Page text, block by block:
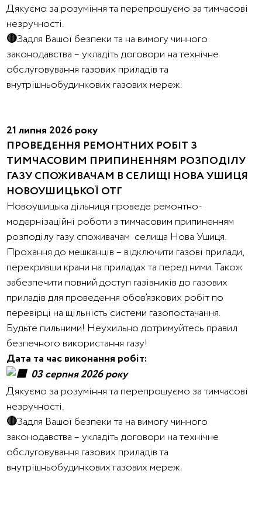
Дякуємо за розуміння та перепрошуємо за тимчасові
незручності.
🔴Задля Вашої безпеки та на вимогу чинного
законодавства – укладіть договори на технічне
обслуговування газових приладів та
внутрішньобудинкових газових мереж.
21 липня 2026 року
ПРОВЕДЕННЯ РЕМОНТНИХ РОБІТ З
ТИМЧАСОВИМ ПРИПИНЕННЯМ РОЗПОДІЛУ
ГАЗУ СПОЖИВАЧАМ В СЕЛИЩІ НОВА УШИЦЯ
НОВОУШИЦЬКОЇ ОТГ
Новоушицька дільниця проведе ремонтно-
модернізаційні роботи з тимчасовим припиненням
розподілу газу споживачам селища Нова Ушиця.
Прохання до мешканців – відключити газові прилади,
перекривши крани на приладах та перед ними. Також
забезпечити повний доступ газівників до газових
приладів для проведення обов’язкових робіт по
перевірці на щільність системи газопостачання.
Будьте пильними! Неухильно дотримуйтесь правил
безпечного використання газу!
Дата та час виконання робіт:
03 серпня 2026 року
Дякуємо за розуміння та перепрошуємо за тимчасові
незручності.
🔴Задля Вашої безпеки та на вимогу чинного
законодавства – укладіть договори на технічне
обслуговування газових приладів та
внутрішньобудинкових газових мереж.